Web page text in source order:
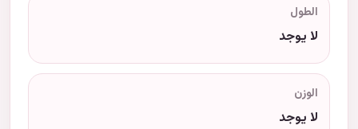
الطول
لا يوجد
الوزن
لا يوجد